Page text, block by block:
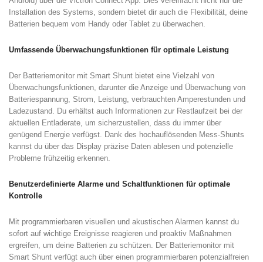
Installation des Systems, sondern bietet dir auch die Flexibilität, deine
Batterien bequem vom Handy oder Tablet zu überwachen.
Umfassende Überwachungsfunktionen für optimale Leistung
Der Batteriemonitor mit Smart Shunt bietet eine Vielzahl von
Überwachungsfunktionen, darunter die Anzeige und Überwachung von
Batteriespannung, Strom, Leistung, verbrauchten Amperestunden und
Ladezustand. Du erhältst auch Informationen zur Restlaufzeit bei der
aktuellen Entladerate, um sicherzustellen, dass du immer über
genügend Energie verfügst. Dank des hochauflösenden Mess-Shunts
kannst du über das Display präzise Daten ablesen und potenzielle
Probleme frühzeitig erkennen.
Benutzerdefinierte Alarme und Schaltfunktionen für optimale
Kontrolle
Mit programmierbaren visuellen und akustischen Alarmen kannst du
sofort auf wichtige Ereignisse reagieren und proaktiv Maßnahmen
ergreifen, um deine Batterien zu schützen. Der Batteriemonitor mit
Smart Shunt verfügt auch über einen programmierbaren potenzialfreien